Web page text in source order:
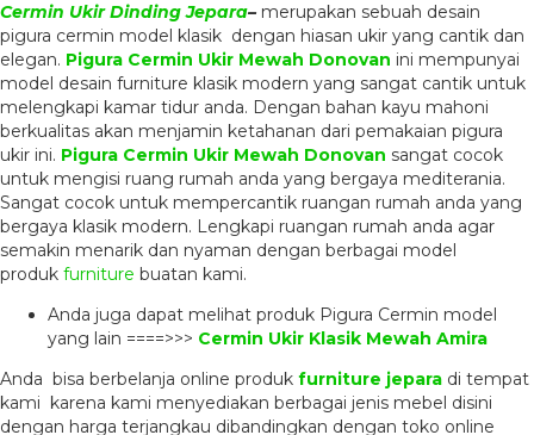
Cermin Ukir Dinding Jepara– merupakan sebuah desain
pigura cermin model klasik dengan hiasan ukir yang cantik dan
elegan. Pigura Cermin Ukir Mewah Donovan ini mempunyai
model desain furniture klasik modern yang sangat cantik untuk
melengkapi kamar tidur anda. Dengan bahan kayu mahoni
berkualitas akan menjamin ketahanan dari pemakaian pigura
ukir ini. Pigura Cermin Ukir Mewah Donovan sangat cocok
untuk mengisi ruang rumah anda yang bergaya mediterania.
Sangat cocok untuk mempercantik ruangan rumah anda yang
bergaya klasik modern. Lengkapi ruangan rumah anda agar
semakin menarik dan nyaman dengan berbagai model
produk furniture buatan kami.
Anda juga dapat melihat produk Pigura Cermin model
yang lain ====>>> Cermin Ukir Klasik Mewah Amira
Anda bisa berbelanja online produk furniture jepara di tempat
kami karena kami menyediakan berbagai jenis mebel disini
dengan harga terjangkau dibandingkan dengan toko online